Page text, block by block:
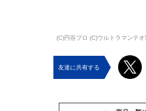
(C)円谷プロ (C)ウルトラマンテ
友達に共有する